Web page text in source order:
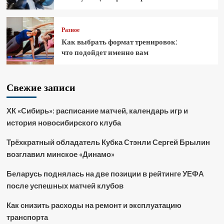
Разное
Как выбрать формат тренировок:
что подойдет именно вам
Свежие записи
ХК «Сибирь»: расписание матчей, календарь игр и
история новосибирского клуба
Трёхкратный обладатель Кубка Стэнли Сергей Брылин
возглавил минское «Динамо»
Беларусь поднялась на две позиции в рейтинге УЕФА
после успешных матчей клубов
Как снизить расходы на ремонт и эксплуатацию
транспорта